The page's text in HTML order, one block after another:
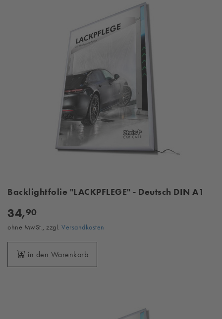
Backlightfolie "LACKPFLEGE" - Deutsch DIN A1
34,90
ohne MwSt., zzgl. Versandkosten
in den Warenkorb